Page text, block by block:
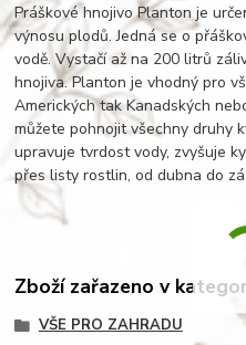
Práškové hnojivo Planton je
výnosu plodů. Jedná se o
vodě. Vystačí až na 200 litrů
hnojiva. Planton je vhodný pro
Amerických tak Kanadských
můžete pohnojit všechny druhy
upravuje tvrdost vody, zvyšuje
přes listy rostlin, od dubna do
Zboží zařazeno v
VŠE PRO ZAHRADU